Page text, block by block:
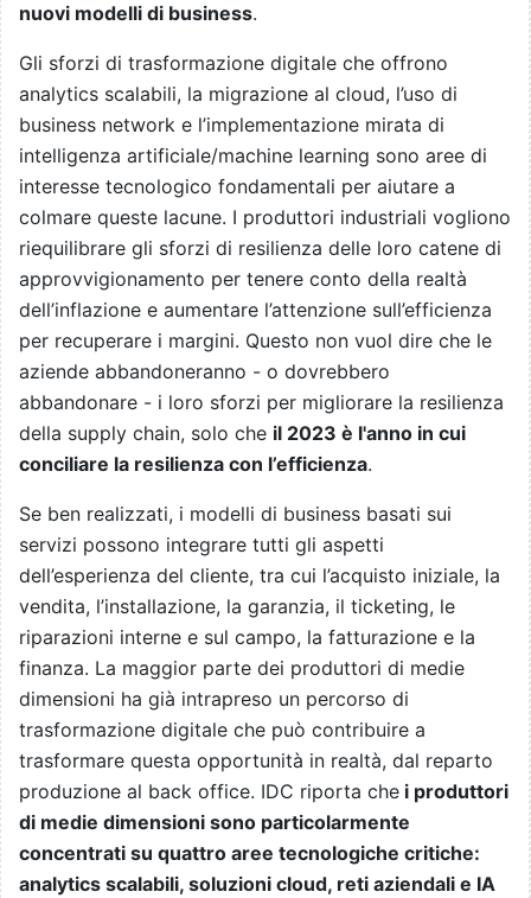
nuovi modelli di business.
Gli sforzi di trasformazione digitale che offrono
analytics scalabili, la migrazione al cloud, l’uso di
business network e l’implementazione mirata di
intelligenza artificiale/machine learning sono aree di
interesse tecnologico fondamentali per aiutare a
colmare queste lacune. I produttori industriali vogliono
riequilibrare gli sforzi di resilienza delle loro catene di
approvvigionamento per tenere conto della realtà
dell’inflazione e aumentare l’attenzione sull’efficienza
per recuperare i margini. Questo non vuol dire che le
aziende abbandoneranno - o dovrebbero
abbandonare - i loro sforzi per migliorare la resilienza
della supply chain, solo che il 2023 è l'anno in cui
conciliare la resilienza con l’efficienza.
Se ben realizzati, i modelli di business basati sui
servizi possono integrare tutti gli aspetti
dell’esperienza del cliente, tra cui l’acquisto iniziale, la
vendita, l’installazione, la garanzia, il ticketing, le
riparazioni interne e sul campo, la fatturazione e la
finanza. La maggior parte dei produttori di medie
dimensioni ha già intrapreso un percorso di
trasformazione digitale che può contribuire a
trasformare questa opportunità in realtà, dal reparto
produzione al back office. IDC riporta che i produttori
di medie dimensioni sono particolarmente
concentrati su quattro aree tecnologiche critiche:
analytics scalabili, soluzioni cloud, reti aziendali e IA